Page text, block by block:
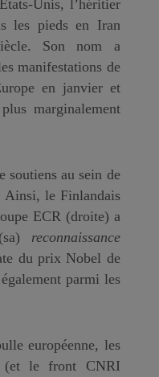
Unis, l’héritier
les pieds en Iran
Son nom a
manifestations de
en janvier et
marginalement
soutiens au sein de
Ainsi, le Finlandais
ECR (droite) a
reconnaissance
du prix Nobel de
parmi les
européenne, les
(et le front CNRI